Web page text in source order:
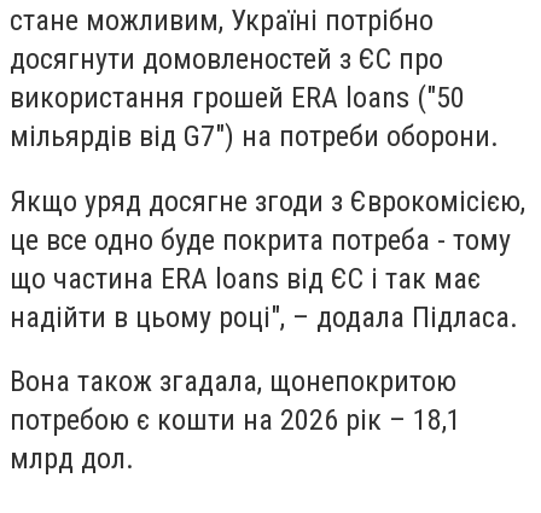
стане можливим, Україні потрібно
досягнути домовленостей з ЄС про
використання грошей ERA loans ("50
мільярдів від G7") на потреби оборони.
Якщо уряд досягне згоди з Єврокомісією,
це все одно буде покрита потреба - тому
що частина ERA loans від ЄС і так має
надійти в цьому році", – додала Підласа.
Вона також згадала, щонепокритою
потребою є кошти на 2026 рік – 18,1
млрд дол.